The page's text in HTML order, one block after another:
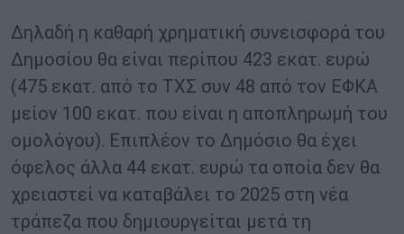
Δηλαδή η καθαρή χρηματική συνεισφορά του
Δημοσίου θα είναι περίπου 423 εκατ. ευρώ
(475 εκατ. από το ΤΧΣ συν 48 από τον ΕΦΚΑ
μείον 100 εκατ. που είναι η αποπληρωμή του
ομολόγου). Επιπλέον το Δημόσιο θα έχει
όφελος άλλα 44 εκατ. ευρώ τα οποία δεν θα
χρειαστεί να καταβάλει το 2025 στη νέα
τράπεζα που δημιουργείται μετά τη